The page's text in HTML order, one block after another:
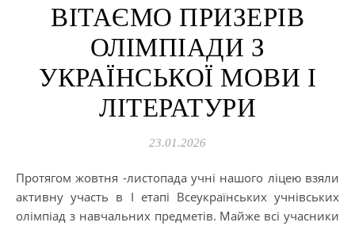
ВІТАЄМО ПРИЗЕРІВ
ОЛІМПІАДИ З
УКРАЇНСЬКОЇ МОВИ І
ЛІТЕРАТУРИ
23.01.2026
Протягом жовтня -листопада учні нашого ліцею взяли
активну участь в І етапі Всеукраїнських учнівських
олімпіад з навчальних предметів. Майже всі учасники